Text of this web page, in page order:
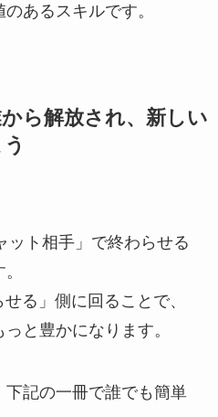
あるスキルです。
ら解放され、新しい
ット相手」で終わらせる
る」側に回ることで、
と豊かになります。
記の一冊で誰でも簡単